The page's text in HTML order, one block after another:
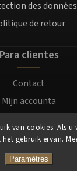
van cookies. Als u
gebruik ervan.
Paramètres
des
de retour
Para clientes
Contact
Mijn accounta
Login